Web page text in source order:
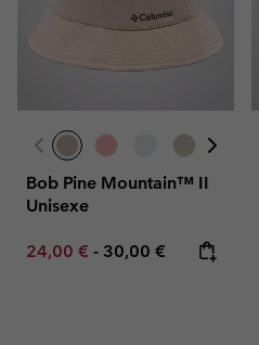
Bob Pine Mountain™ II
Unisexe
Minimum sale price:
24,00 € - Maximum price:
30,00 €